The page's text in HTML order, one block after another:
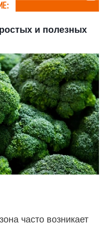
и полезных
часто возникает